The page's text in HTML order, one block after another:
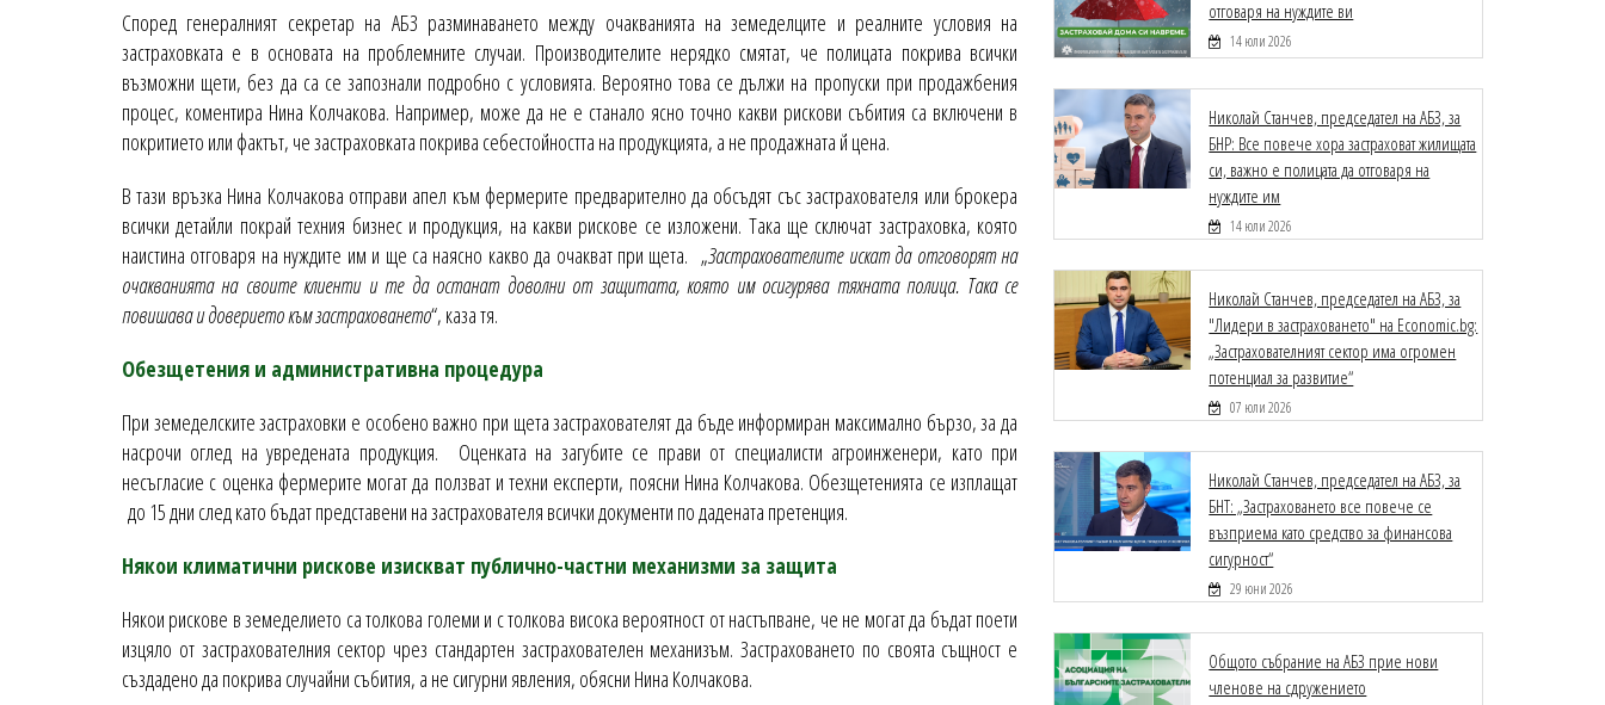
Според генералният секретар на АБЗ разминаването между очакванията на земеделците и реалните условия на
застраховката е в основата на проблемните случаи. Производителите нерядко смятат, че полицата покрива всички
възможни щети, без да са се запознали подробно с условията. Вероятно това се дължи на пропуски при продажбения
процес, коментира Нина Колчакова. Например, може да не е станало ясно точно какви рискови събития са включени в
покритието или фактът, че застраховката покрива себестойността на продукцията, а не продажната й цена.
В тази връзка Нина Колчакова отправи апел към фермерите предварително да обсъдят със застрахователя или брокера
всички детайли покрай техния бизнес и продукция, на какви рискове се изложени. Така ще сключат застраховка, която
наистина отговаря на нуждите им и ще са наясно какво да очакват при щета. „Застрахователите искат да отговорят на
очакванията на своите клиенти и те да останат доволни от защитата, която им осигурява тяхната полица. Така се
повишава и доверието към застраховането“, каза тя.
Обезщетения и административна процедура
При земеделските застраховки е особено важно при щета застрахователят да бъде информиран максимално бързо, за да
насрочи оглед на увредената продукция. Оценката на загубите се прави от специалисти агроинженери, като при
несъгласие с оценка фермерите могат да ползват и техни експерти, поясни Нина Колчакова. Обезщетенията се изплащат
до 15 дни след като бъдат представени на застрахователя всички документи по дадената претенция.
Някои климатични рискове изискват публично-частни механизми за защита
Някои рискове в земеделието са толкова големи и с толкова висока вероятност от настъпване, че не могат да бъдат поети
изцяло от застрахователния сектор чрез стандартен застрахователен механизъм. Застраховането по своята същност е
създадено да покрива случайни събития, а не сигурни явления, обясни Нина Колчакова.
отговаря на нуждите ви
14 юли 2026
Николай Станчев, председател на АБЗ, за
БНР: Все повече хора застраховат жилищата
си, важно е полицата да отговаря на
нуждите им
14 юли 2026
Николай Станчев, председател на АБЗ, за
"Лидери в застраховането" на Economic.bg:
„Застрахователният сектор има огромен
потенциал за развитие“
07 юли 2026
Николай Станчев, председател на АБЗ, за
БНТ: „Застраховането все повече се
възприема като средство за финансова
сигурност“
29 юни 2026
Общото събрание на АБЗ прие нови
членове на сдружението